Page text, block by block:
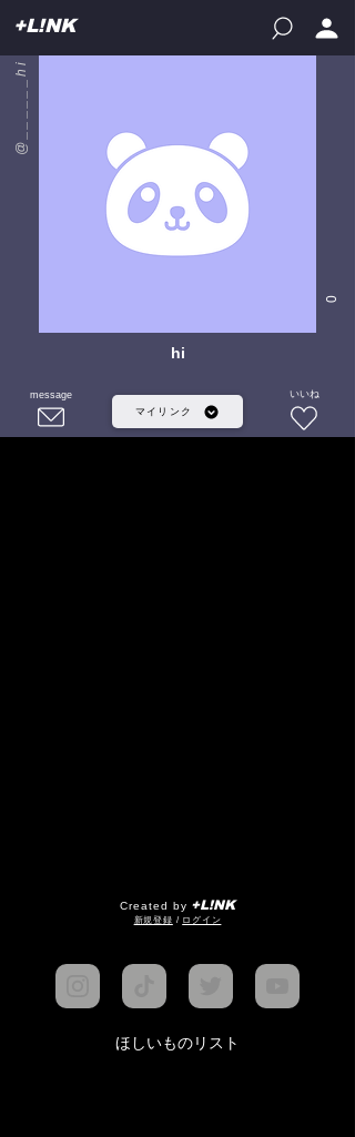
+L!NK
@______hi
0
hi
message
マイリンク
いいね
Created by +L!NK
​新規登録 / ログイン
ほしいものリスト